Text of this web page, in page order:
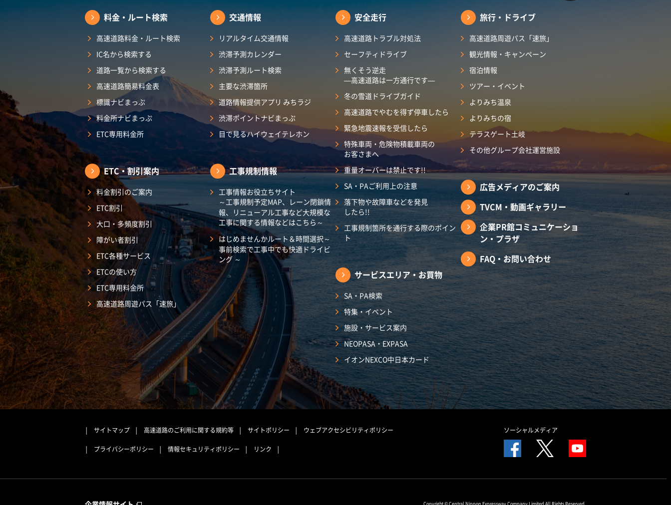
料金・ルート検索
高速道路料金・ルート検索
IC名から検索する
道路一覧から検索する
高速道路簡易料金表
標識ナビまっぷ
料金所ナビまっぷ
ETC専用料金所
ETC・割引案内
料金割引のご案内
ETC割引
大口・多頻度割引
障がい者割引
ETC各種サービス
ETCの使い方
ETC専用料金所
高速道路周遊パス「速旅」
交通情報
リアルタイム交通情報
渋滞予測カレンダー​
渋滞予測ルート検索
主要な渋滞箇所
道路情報提供アプリ みちラジ
渋滞ポイントナビまっぷ
目で見るハイウェイテレホン
工事規制情報
工事情報お役立ちサイト
～工事規制予定MAP、レーン閉鎖情
報、リニューアル工事など大規模な
工事に関する情報などはこちら～
はじめませんかルート＆時間選択～
事前検索で工事中でも快適ドライビ
ング ～
安全走行
高速道路トラブル対処法
セーフティドライブ
無くそう逆走
―高速道路は一方通行です―
冬の雪道ドライブガイド
高速道路でやむを得ず停車したら
緊急地震速報を受信したら
特殊車両・危険物積載車両の
お客さまへ
重量オーバーは禁止です!!
SA・PAご利用上の注意
落下物や故障車などを発見
したら!!
工事規制箇所を通行する際のポイン
ト
サービスエリア・お買物
SA・PA検索
特集・イベント
施設・サービス案内
NEOPASA・EXPASA
イオンNEXCO中日本カード
旅行・ドライブ
高速道路周遊パス「速旅」
観光情報・キャンペーン
宿泊情報
ツアー・イベント
よりみち温泉
よりみちの宿
テラスゲート土岐
その他グループ会社運営施設
広告メディアのご案内
TVCM・動画ギャラリー
企業PR館コミュニケーショ
ン・プラザ
FAQ・お問い合わせ
サイトマップ 高速道路のご利用に関する規約等 サイトポリシー ウェブアクセシビリティポリシー
プライバシーポリシー 情報セキュリティポリシー リンク
ソーシャルメディア